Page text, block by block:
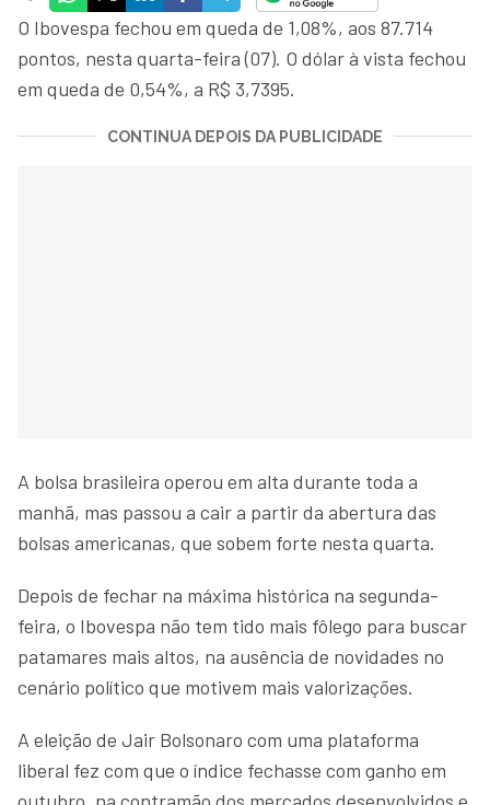
O Ibovespa fechou em queda de 1,08%, aos 87.714
pontos, nesta quarta-feira (07). O dólar à vista fechou
em queda de 0,54%, a R$ 3,7395.
CONTINUA DEPOIS DA PUBLICIDADE
A bolsa brasileira operou em alta durante toda a
manhã, mas passou a cair a partir da abertura das
bolsas americanas, que sobem forte nesta quarta.
Depois de fechar na máxima histórica na segunda-
feira, o Ibovespa não tem tido mais fôlego para buscar
patamares mais altos, na ausência de novidades no
cenário político que motivem mais valorizações.
A eleição de Jair Bolsonaro com uma plataforma
liberal fez com que o índice fechasse com ganho em